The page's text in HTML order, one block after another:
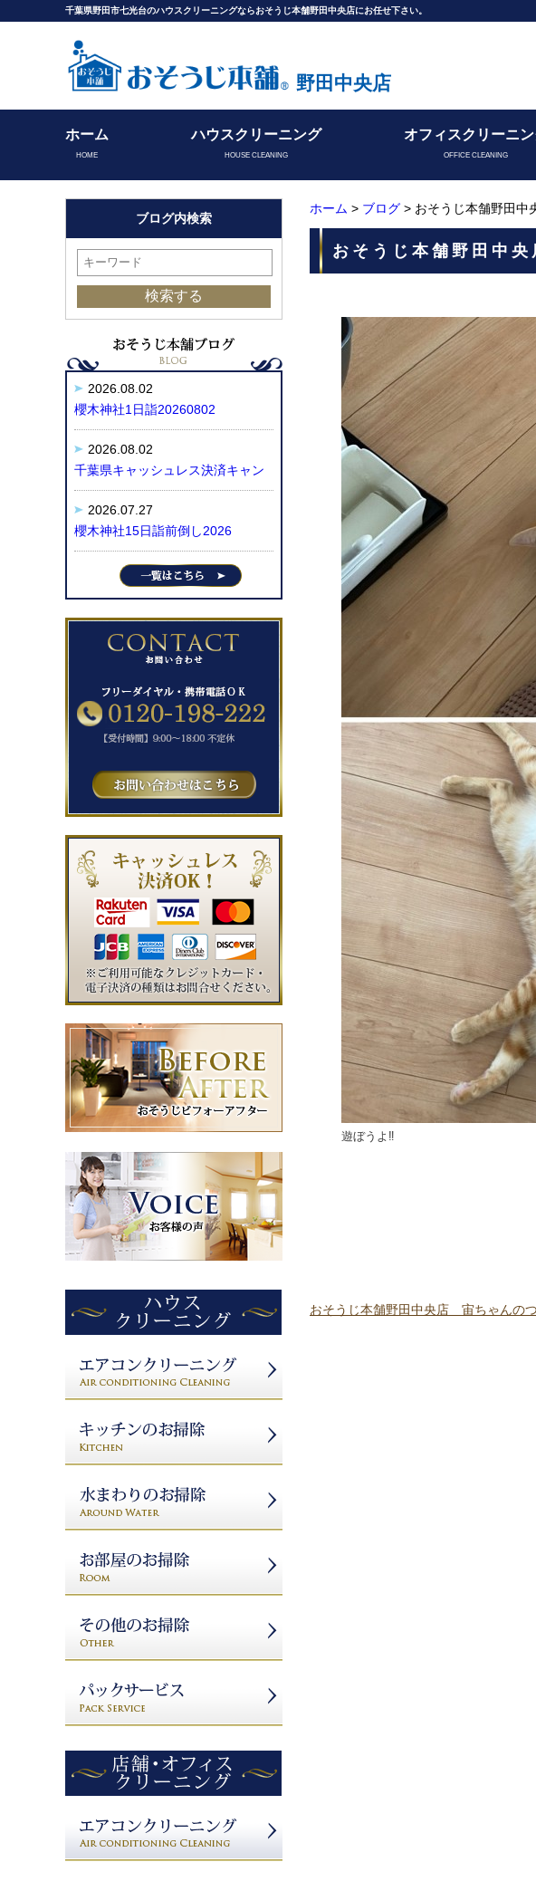
千葉県野田市七光台のハウスクリーニングならおそうじ本舗野田中央店にお任せ下さい。
野田中央店
ホーム
HOME
ハウスクリーニング
HOUSE CLEANING
オフィスクリーニ
OFFICE CLEANING
ホーム > ブログ > おそうじ本舗野田
おそうじ本舗野田中
遊ぼうよ‼️
おそうじ本舗野田中央店 宙ちゃんの
ブログ内検索
2026.08.02
櫻木神社1日詣20260802
2026.08.02
千葉県キャッシュレス決済キャン
2026.07.27
櫻木神社15日詣前倒し2026